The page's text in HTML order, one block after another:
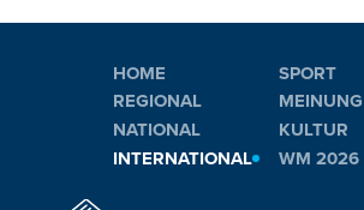
HOME
REGIONAL
NATIONAL
INTERNATIONAL
SPORT
MEINUNG
KULTUR
WM 2026